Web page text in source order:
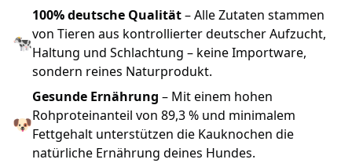
🐄
100% deutsche Qualität– Alle Zutaten stammen
von Tieren aus kontrollierter deutscher Aufzucht,
Haltung und Schlachtung – keine Importware,
sondern reines Naturprodukt.
🐶
Gesunde Ernährung – Mit einem hohen
Rohproteinanteil von 89,3 % und minimalem
Fettgehalt unterstützen die Kauknochen die
natürliche Ernährung deines Hundes.